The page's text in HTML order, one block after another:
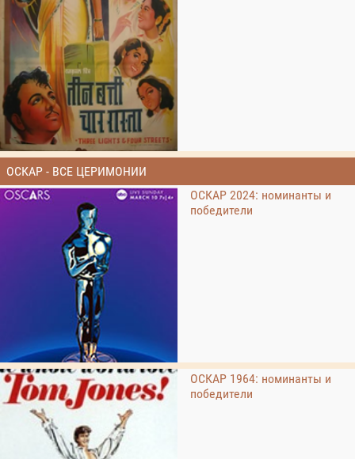
ОСКАР - ВСЕ ЦЕРИМОНИИ
ОСКАР 2024: номинанты и
победители
ОСКАР 1964: номинанты и
победители